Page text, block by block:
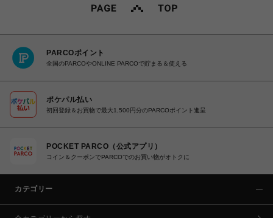
PARCOポイント
全国のPARCOやONLINE PARCOで貯まる＆使える
ポケパル払い
初回登録＆お買物で最大1,500円分のPARCOポイント進呈
POCKET PARCO（公式アプリ）
コイン＆クーポンでPARCOでのお買い物がオトクに
カテゴリー